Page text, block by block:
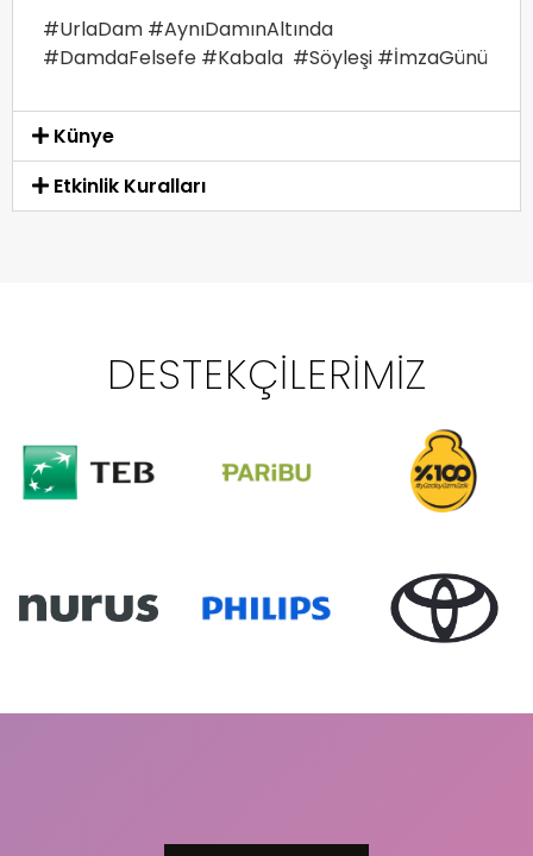
#UrlaDam #AynıDamınAltında
#DamdaFelsefe #Kabala #Söyleşi #İmzaGünü
Künye
Etkinlik Kuralları
DESTEKÇILERIMIZ